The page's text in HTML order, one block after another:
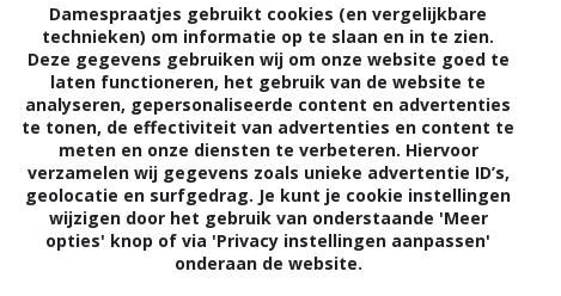
geef: zo is er voor kinderen vanaf 3
bestaande uit vijftien stukken. De
Mijn vriendin, moeder van een meisje
en vroeg of ik een idee had.
is het kwartetspel. De kaarten
Damespraatjes gebruikt cookies (en vergelijkbare
technieken) om informatie op te slaan en in te zien.
Deze gegevens gebruiken wij om onze website goed te
laten functioneren, het gebruik van de website te
analyseren, gepersonaliseerde content en advertenties
te tonen, de effectiviteit van advertenties en content te
meten en onze diensten te verbeteren. Hiervoor
verzamelen wij gegevens zoals unieke advertentie ID’s,
geolocatie en surfgedrag. Je kunt je cookie instellingen
wijzigen door het gebruik van onderstaande 'Meer
opties' knop of via 'Privacy instellingen aanpassen'
onderaan de website.